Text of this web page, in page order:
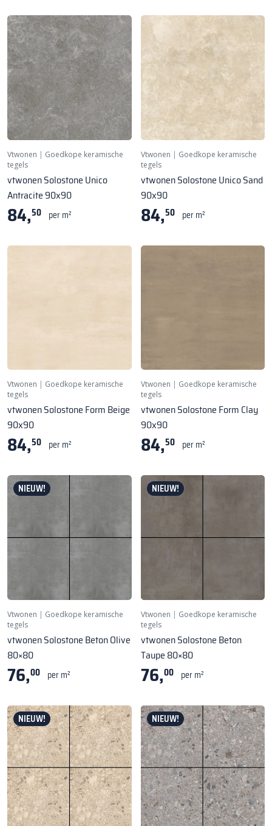
Vtwonen | Goedkope keramische
tegels
vtwonen Solostone Unico
Antracite 90x90
84,50 per m²
Vtwonen | Goedkope keramische
tegels
vtwonen Solostone Unico Sand
90x90
84,50 per m²
Vtwonen | Goedkope keramische
tegels
vtwonen Solostone Form Beige
90x90
84,50 per m²
Vtwonen | Goedkope keramische
tegels
vtwonen Solostone Form Clay
90x90
84,50 per m²
NIEUW!
Vtwonen | Goedkope keramische
tegels
vtwonen Solostone Beton Olive
80×80
76,00 per m²
NIEUW!
Vtwonen | Goedkope keramische
tegels
vtwonen Solostone Beton
Taupe 80×80
76,00 per m²
NIEUW! NIEUW!